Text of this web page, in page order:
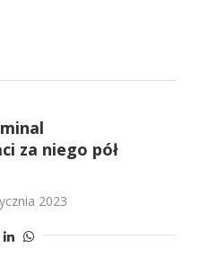
za niego pół
2023